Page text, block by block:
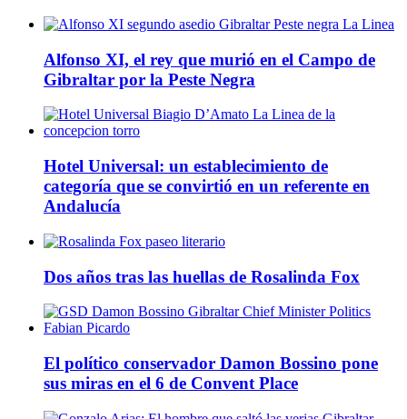
Alfonso XI, el rey que murió en el Campo de
Gibraltar por la Peste Negra
Hotel Universal: un establecimiento de
categoría que se convirtió en un referente en
Andalucía
Dos años tras las huellas de Rosalinda Fox
El político conservador Damon Bossino pone
sus miras en el 6 de Convent Place